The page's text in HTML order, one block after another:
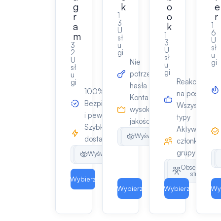
g
r
a
m
3
2
U
sł
u
gi
100%
Bezpieczne
i pewne
Szybka
dostawa
Obserwujących
Likes
Wyświetlenia
Wybierz
k
1
3
U
sł
u
gi
Nie
potrzeba
hasła
Konta
wysokiej
jakości
Obserwujących
Likes
Wyświetlenia
Wybierz
o
o
k
1
3
U
sł
u
gi
Reakcje
na post
Wszystkie
typy
Aktywni
członkowie
grupy
Polubienia
postów
Obserwujący
stronę
Wybierz
e
r
1
6
U
sł
u
gi